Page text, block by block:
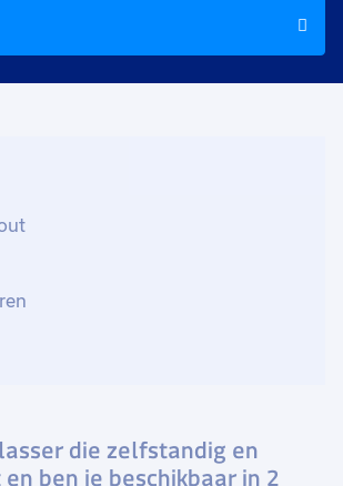
die zelfstandig en
ben je beschikbaar in 2